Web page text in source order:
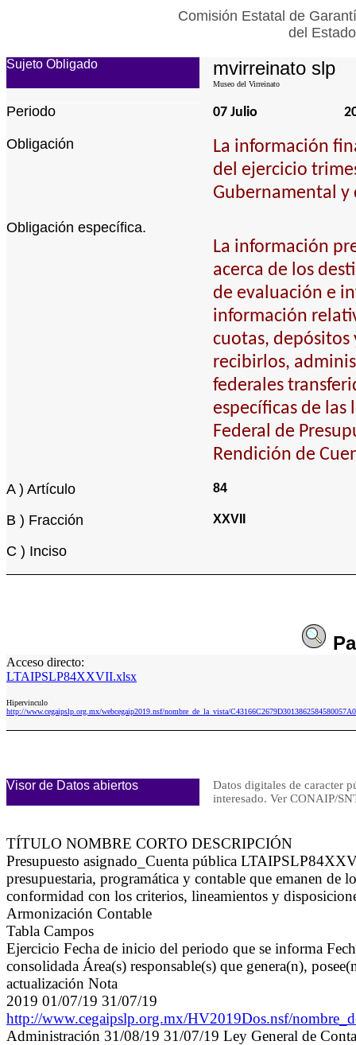
Comisión Estatal de
del
Sujeto Obligado mvirreinato slp
Museo del Virreinato
Periodo 07 Julio
Obligación
La información
del ejercicio
Gubernamental
Obligación específica.
La información
acerca de los
de evaluación e
información
cuotas, depósitos
recibirlos,
federales
específicas de las
Federal de
Rendición de
A ) Artículo 84
B ) Fracción XXVII
C ) Inciso
Acceso directo:
LTAIPSLP84XXVII.xlsx
Hipervinculo
http://www.cegaipslp.org.mx/webcegaip2019.nsf/nombre_de_la_vista/
Visor de Datos abiertos
Datos digitales de caracter
interesado. Ver CONAIP/
TÍTULO NOMBRE CORTO DESCRIPCIÓN
Presupuesto asignado_Cuenta pública
presupuestaria, programática y contable que emanen de
conformidad con los criterios, lineamientos y
Armonización Contable
Tabla Campos
Ejercicio Fecha de inicio del periodo que se informa
consolidada Área(s) responsable(s) que genera(n),
actualización Nota
2019 01/07/19 31/07/19
http://www.cegaipslp.org.mx/HV2019Dos.nsf/
Administración 31/08/19 31/07/19 Ley General de